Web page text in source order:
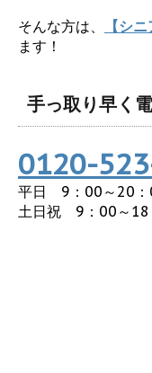
そんな方は、 【シ
ます！
手っ取り早く
0120-
平日 9：00～20：
土日祝 9：00～18